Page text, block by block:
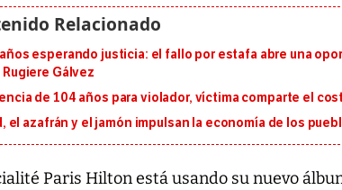
esperando justicia: el fallo por estafa abre una
Gálvez
de 104 años para violador, víctima comparte el
el azafrán y el jamón impulsan la economía de los
Paris Hilton está usando su nuevo
al